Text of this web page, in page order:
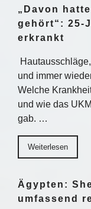
„Davon
gehört“: 25-
erkrankt
und immer
Welche
und wie das
gab. …
Weiterlesen
Ägypten:
umfassend